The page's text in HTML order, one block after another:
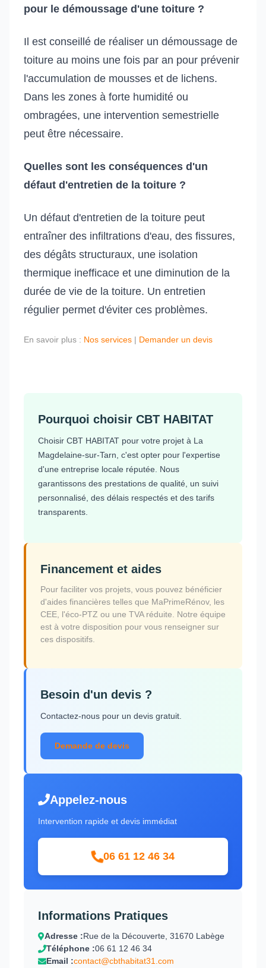
pour le démoussage d'une toiture ?
Il est conseillé de réaliser un démoussage de
toiture au moins une fois par an pour prévenir
l'accumulation de mousses et de lichens.
Dans les zones à forte humidité ou
ombragées, une intervention semestrielle
peut être nécessaire.
Quelles sont les conséquences d'un
défaut d'entretien de la toiture ?
Un défaut d'entretien de la toiture peut
entraîner des infiltrations d'eau, des fissures,
des dégâts structuraux, une isolation
thermique inefficace et une diminution de la
durée de vie de la toiture. Un entretien
régulier permet d'éviter ces problèmes.
En savoir plus : Nos services | Demander un devis
Pourquoi choisir CBT HABITAT
Choisir CBT HABITAT pour votre projet à La
Magdelaine-sur-Tarn, c'est opter pour l'expertise
d'une entreprise locale réputée. Nous
garantissons des prestations de qualité, un suivi
personnalisé, des délais respectés et des tarifs
transparents.
Financement et aides
Pour faciliter vos projets, vous pouvez bénéficier
d'aides financières telles que MaPrimeRénov, les
CEE, l'éco-PTZ ou une TVA réduite. Notre équipe
est à votre disposition pour vous renseigner sur
ces dispositifs.
Besoin d'un devis ?
Contactez-nous pour un devis gratuit.
Demande de devis
Appelez-nous
Intervention rapide et devis immédiat
06 61 12 46 34
Informations Pratiques
Adresse :Rue de la Découverte, 31670 Labège
Téléphone :06 61 12 46 34
Email :contact@cbthabitat31.com